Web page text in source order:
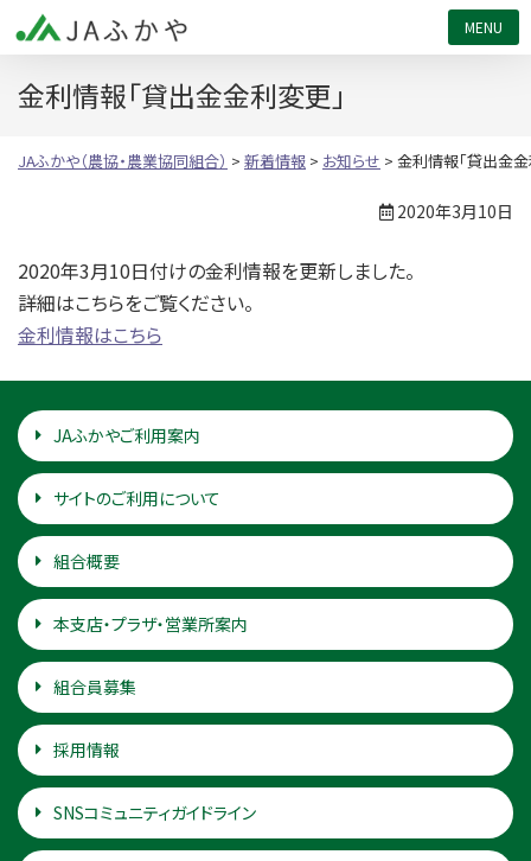
金利情報「貸出金金利変更」
JAふかや（農協・農業協同組合） > 新着情報 > お知らせ > 金利情報「貸出金金
2020年3月10日
2020年3月10日付けの金利情報を更新しました。
詳細はこちらをご覧ください。
金利情報はこちら
JAふかやご利用案内
サイトのご利用について
組合概要
本支店・プラザ・営業所案内
組合員募集
採用情報
SNSコミュニティガイドライン